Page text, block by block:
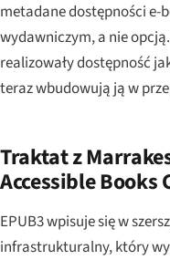
metadane dostępności e-
wydawniczym, a nie
realizowały dostępność
teraz wbudowują ją w
Traktat z
Accessible
EPUB3 wpisuje się w
infrastrukturalny, który